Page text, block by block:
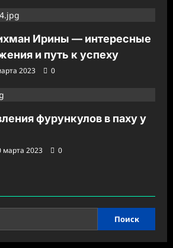
Ирины — интересные
и путь к успеху
2023
0
фурункулов в паху у
марта 2023 0
Поиск